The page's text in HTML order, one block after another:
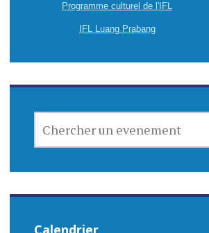
Programme culturel de l'IFL
IFL Luang Prabang
UN